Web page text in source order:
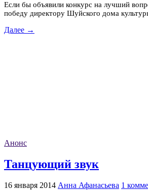
Если бы объявили конкурс на лучший
победу директору Шуйского дома
Далее →
Анонс
Танцующий звук
16 января 2014 Анна Афанасьева 1